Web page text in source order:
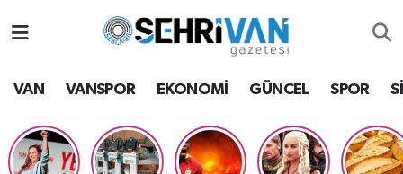
VAN VANSPOR EKONOMİ GÜNCEL SPOR
Van Hava Durumu
VAN Namaz Vakitleri